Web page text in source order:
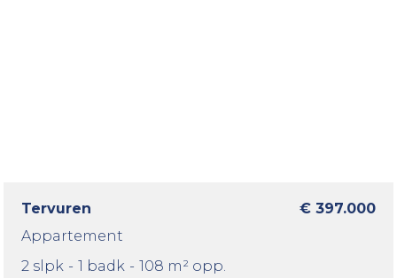
Tervuren
€ 397.000
Appartement
2 slpk - 1 badk - 108 m² opp.